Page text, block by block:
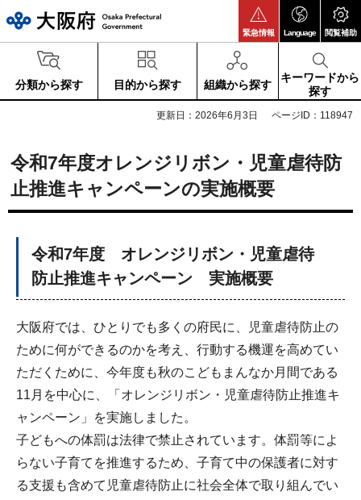
緊急情報 Language 閲覧補助
分類から探す 目的から探す 組織から探す
キーワードから
探す
更新日：2026年6月3日 ページID：118947
令和7年度オレンジリボン・児童虐待防
止推進キャンペーンの実施概要
令和7年度 オレンジリボン・児童虐待
防止推進キャンペーン 実施概要
大阪府では、ひとりでも多くの府民に、児童虐待防止の
ために何ができるのかを考え、行動する機運を高めてい
ただくために、今年度も秋のこどもまんなか月間である
11月を中心に、「オレンジリボン・児童虐待防止推進キ
ャンペーン」を実施しました。
子どもへの体罰は法律で禁止されています。体罰等によ
らない子育てを推進するため、子育て中の保護者に対す
る支援も含めて児童虐待防止に社会全体で取り組んでい